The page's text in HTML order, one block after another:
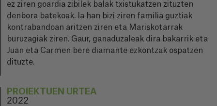
ez ziren goardia zibilek balak txistukatzen zituzten
denbora batekoak. Ia han bizi ziren familia guztiak
kontrabandoan aritzen ziren eta Mariskotarrak
buruzagiak ziren. Gaur, ganaduzaleak dira bakarrik eta
Juan eta Carmen bere diamante ezkontzak ospatzen
dituzte.
PROIEKTUEN URTEA
2022